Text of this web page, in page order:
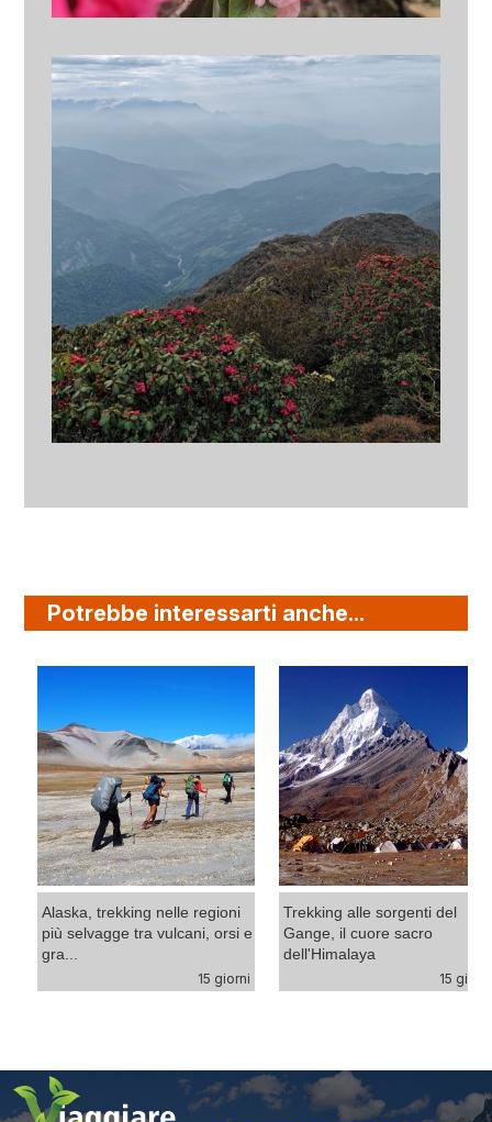
Potrebbe interessarti anche...
nelle regioni
tra vulcani, orsi e
Trekking alle sorgenti del
Gange, il cuore sacro
Trekking
remoti,
d'alta